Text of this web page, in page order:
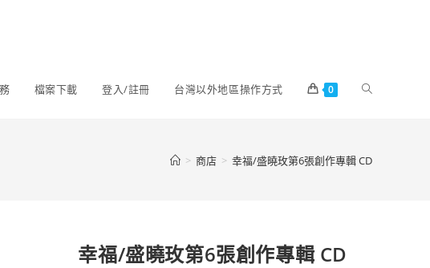
檔案下載 登入/註冊 台灣以外地區操作方式 0
> 商店 > 幸福/盛曉玫第6張創作專輯 CD
幸福/盛曉玫第6張創作專輯 CD